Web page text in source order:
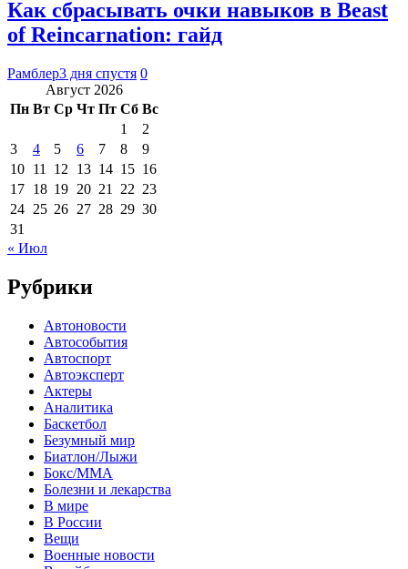
Как сбрасывать очки навыков в Beast
of Reincarnation: гайд
Рамблер3 дня спустя 0
Август 2026
Пн Вт Ср Чт Пт Сб Вс
1
2
3
4 5 6 7 8
9
10 11 12 13 14 15 16
17 18 19 20 21 22 23
24 25 26 27 28 29 30
31
« Июл
Рубрики
Автоновости
Автособытия
Автоспорт
Автоэксперт
Актеры
Аналитика
Баскетбол
Безумный мир
Биатлон/Лыжи
Бокс/MMA
Болезни и лекарства
В мире
В России
Вещи
Военные новости